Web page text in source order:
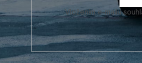
Vložením e-mailu